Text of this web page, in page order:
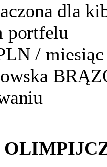
dla
portfelu
/ miesiąc